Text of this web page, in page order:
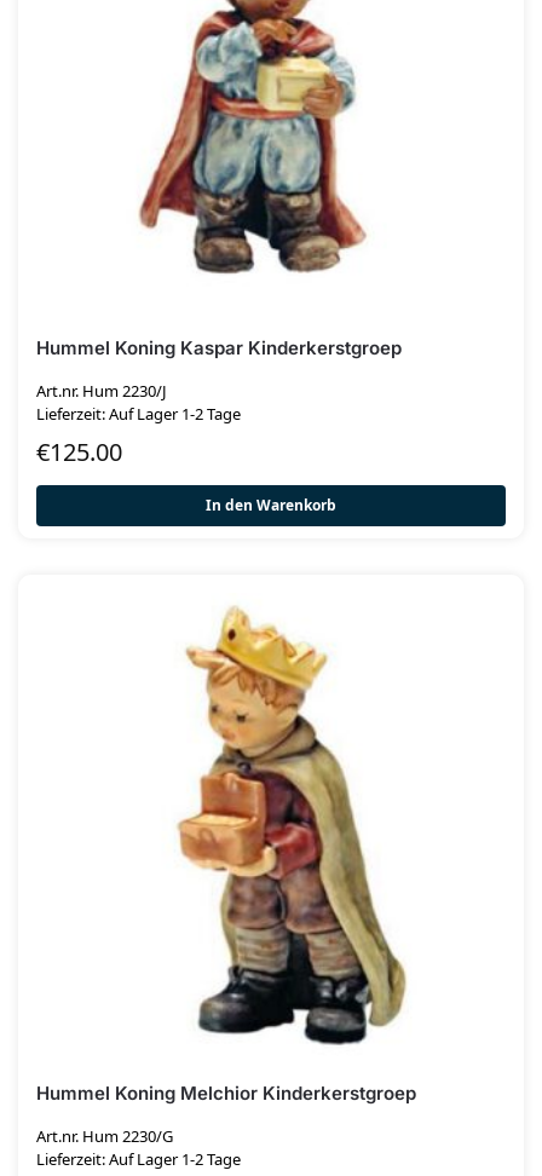
Hummel Koning Kaspar Kinderkerstgroep
Art.nr. Hum 2230/J
Lieferzeit: Auf Lager 1-2 Tage
€125.00
In den Warenkorb
Hummel Koning Melchior Kinderkerstgroep
Art.nr. Hum 2230/G
Lieferzeit: Auf Lager 1-2 Tage